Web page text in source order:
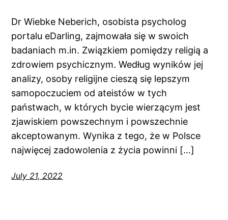
Dr Wiebke Neberich, osobista psycholog
portalu eDarling, zajmowała się w swoich
badaniach m.in. Związkiem pomiędzy religią a
zdrowiem psychicznym. Według wyników jej
analizy, osoby religijne cieszą się lepszym
samopoczuciem od ateistów w tych
państwach, w których bycie wierzącym jest
zjawiskiem powszechnym i powszechnie
akceptowanym. Wynika z tego, że w Polsce
najwięcej zadowolenia z życia powinni […]
July 21, 2022